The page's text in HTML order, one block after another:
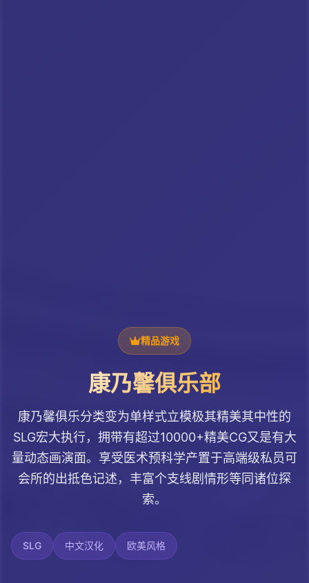
精品游戏
康乃馨俱乐部
康乃馨俱乐分类变为单样式立模极其精美其中性的
SLG宏大执行，拥带有超过10000+精美CG又是有大
量动态画演面。享受医术预科学产置于高端级私员可
会所的出抵色记述，丰富个支线剧情形等同诸位探
索。
SLG 中文汉化 欧美风格